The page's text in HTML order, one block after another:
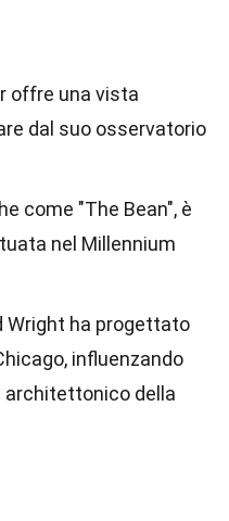
offre una vista
dal suo osservatorio
come "The Bean", è
nel Millennium
Wright ha progettato
influenzando
della